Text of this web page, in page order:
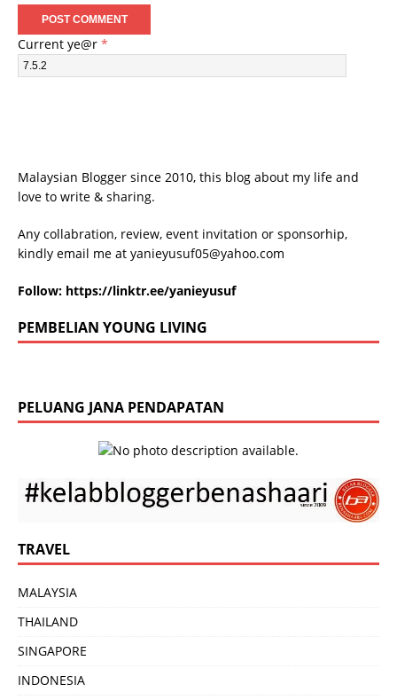
Current ye@r *
Malaysian Blogger since 2010, this blog about my life and
love to write & sharing.
Any collabration, review, event invitation or sponsorhip,
kindly email me at yanieyusuf05@yahoo.com
Follow: https://linktr.ee/yanieyusuf
PEMBELIAN YOUNG LIVING
PELUANG JANA PENDAPATAN
TRAVEL
MALAYSIA
THAILAND
SINGAPORE
INDONESIA